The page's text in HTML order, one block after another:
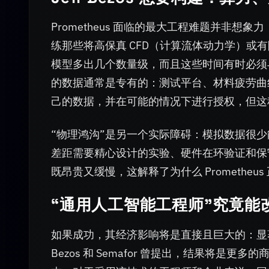
Prometheus 面临的最大工程难题并非想象
练那些将高保真 CFD（计算流体动力学）或
模型多出几个数量级，而且这些时间有时必
的数据通常是专有的：测试平台、材料疲劳
己的数据，并在可能的情况下进行授权，但
“物理鸿沟”是另一个实际障碍：模拟数据很
差距需要精心设计的实验、硬件在环验证和
既昂贵又缓慢，这解释了为什么
“通用人工智能工程师”究竟能
如果成功，其经济影响将是直接且巨大的：
Bezos 和 Semafor 曾提出，结果将是更多的